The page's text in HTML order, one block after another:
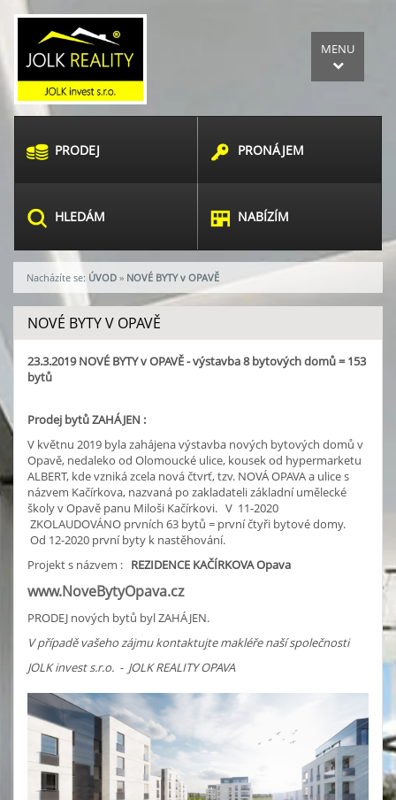
MENU
PRODEJ PRONÁJEM
HLEDÁM NABÍZÍM
Nacházíte se: ÚVOD » NOVÉ BYTY v OPAVĚ
NOVÉ BYTY V OPAVĚ
23.3.2019NOVÉ BYTY v OPAVĚ - výstavba 8 bytových domů = 153
bytů
Prodej bytů ZAHÁJEN :
V květnu 2019 byla zahájena výstavba nových bytových domů v
Opavě, nedaleko od Olomoucké ulice, kousek od hypermarketu
ALBERT, kde vzniká zcela nová čtvrť, tzv. NOVÁ OPAVA a ulice s
názvem Kačírkova, nazvaná po zakladateli základní umělecké
školy v Opavě panu Miloši Kačírkovi. V 11-2020
ZKOLAUDOVÁNO prvních 63 bytů = první čtyři bytové domy.
Od 12-2020 první byty k nastěhování.
Projekt s názvem : REZIDENCE KAČÍRKOVA Opava
www.NoveBytyOpava.cz
PRODEJ nových bytů byl ZAHÁJEN.
V případě vašeho zájmu kontaktujte makléře naší společnosti
JOLK invest s.r.o. - JOLK REALITY OPAVA